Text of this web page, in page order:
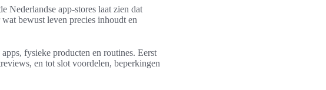
Nederlandse app-stores laat zien dat
bewust leven precies inhoudt en
fysieke producten en routines. Eerst
en tot slot voordelen, beperkingen